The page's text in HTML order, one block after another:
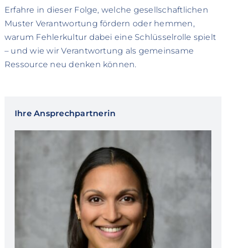
Erfahre in dieser Folge, welche gesellschaftlichen
Muster Verantwortung fördern oder hemmen,
warum Fehlerkultur dabei eine Schlüsselrolle spielt
– und wie wir Verantwortung als gemeinsame
Ressource neu denken können.
Ihre Ansprechpartnerin